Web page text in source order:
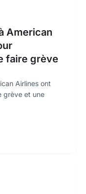
American
faire grève
Airlines ont
grève et une